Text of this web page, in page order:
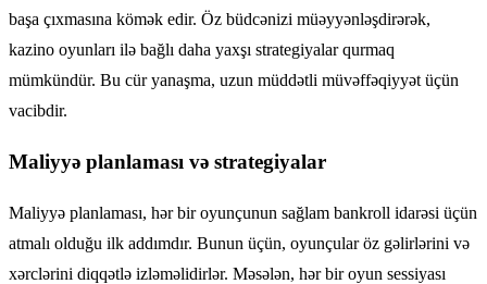
başa çıxmasına kömək edir. Öz büdcənizi müəyyənləşdirərək,
kazino oyunları ilə bağlı daha yaxşı strategiyalar qurmaq
mümkündür. Bu cür yanaşma, uzun müddətli müvəffəqiyyət üçün
vacibdir.
Maliyyə planlaması və strategiyalar
Maliyyə planlaması, hər bir oyunçunun sağlam bankroll idarəsi üçün
atmalı olduğu ilk addımdır. Bunun üçün, oyunçular öz gəlirlərini və
xərclərini diqqətlə izləməlidirlər. Məsələn, hər bir oyun sessiyası